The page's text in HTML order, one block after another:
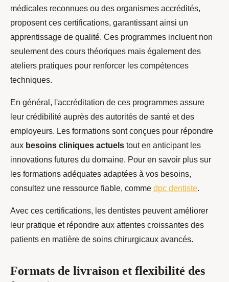
médicales reconnues ou des organismes accrédités,
proposent ces certifications, garantissant ainsi un
apprentissage de qualité. Ces programmes incluent non
seulement des cours théoriques mais également des
ateliers pratiques pour renforcer les compétences
techniques.
En général, l'accréditation de ces programmes assure
leur crédibilité auprès des autorités de santé et des
employeurs. Les formations sont conçues pour répondre
aux besoins cliniques actuels tout en anticipant les
innovations futures du domaine. Pour en savoir plus sur
les formations adéquates adaptées à vos besoins,
consultez une ressource fiable, comme dpc dentiste.
Avec ces certifications, les dentistes peuvent améliorer
leur pratique et répondre aux attentes croissantes des
patients en matière de soins chirurgicaux avancés.
Formats de livraison et flexibilité des